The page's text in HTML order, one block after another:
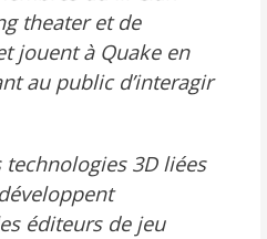
theater et de
jouent à Quakeen
au public d’interagir
technologies 3D liées
éditeurs de jeu